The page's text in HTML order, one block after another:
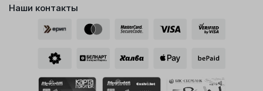
Наши контакты